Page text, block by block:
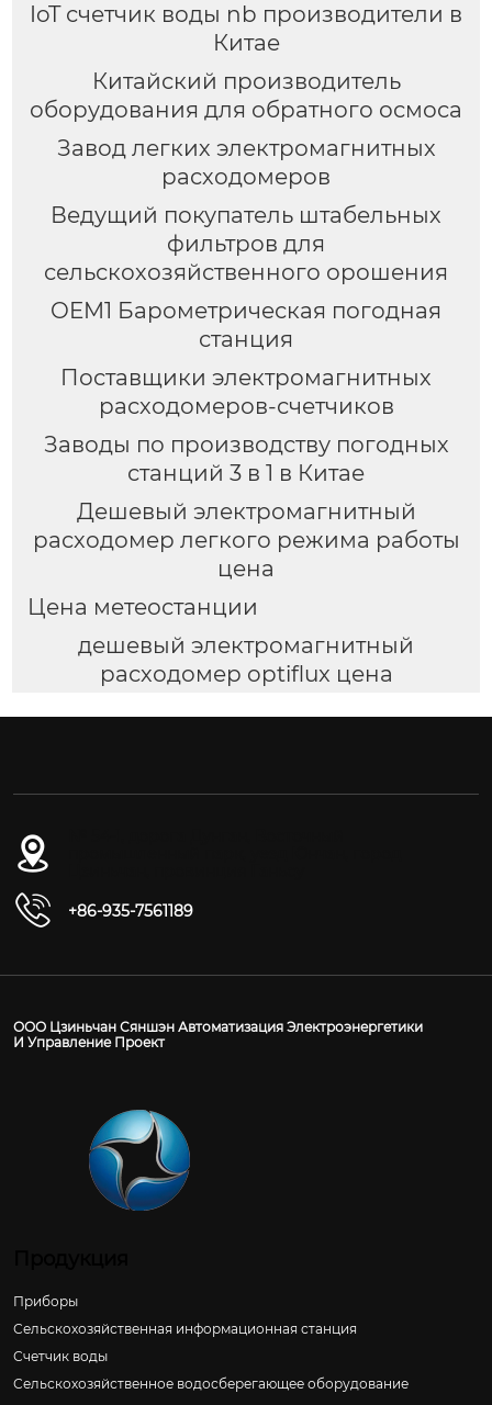
IoT счетчик воды nb производители в
Китае
Китайский производитель
оборудования для обратного осмоса
Завод легких электромагнитных
расходомеров
Ведущий покупатель штабельных
фильтров для
сельскохозяйственного орошения
OEM1 Барометрическая погодная
станция
Поставщики электромагнитных
расходомеров-счетчиков
Заводы по производству погодных
станций 3 в 1 в Китае
Дешевый электромагнитный
расходомер легкого режима работы
цена
Цена метеостанции
дешевый электромагнитный
расходомер optiflux цена
+86-935-7561189
ООО Цзиньчан Сяншэн Автоматизация Электроэнергетики
И Управление Проект
Приборы
Сельскохозяйственная информационная станция
Счетчик воды
Сельскохозяйственное водосберегающее оборудование